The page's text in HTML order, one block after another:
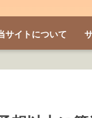
サイトについて